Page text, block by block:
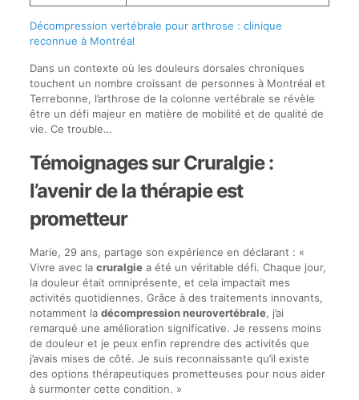
Décompression vertébrale pour arthrose : clinique
reconnue à Montréal
Dans un contexte où les douleurs dorsales chroniques
touchent un nombre croissant de personnes à Montréal et
Terrebonne, l’arthrose de la colonne vertébrale se révèle
être un défi majeur en matière de mobilité et de qualité de
vie. Ce trouble…
Témoignages sur Cruralgie :
l’avenir de la thérapie est
prometteur
Marie, 29 ans, partage son expérience en déclarant : «
Vivre avec la cruralgiea été un véritable défi. Chaque jour,
la douleur était omniprésente, et cela impactait mes
activités quotidiennes. Grâce à des traitements innovants,
notamment la décompression neurovertébrale, j’ai
remarqué une amélioration significative. Je ressens moins
de douleur et je peux enfin reprendre des activités que
j’avais mises de côté. Je suis reconnaissante qu’il existe
des options thérapeutiques prometteuses pour nous aider
à surmonter cette condition. »